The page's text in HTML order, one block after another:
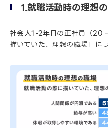
1.就職活動時の理想
社会人1-2年目の正社員（
描いていた、理想の職場」に